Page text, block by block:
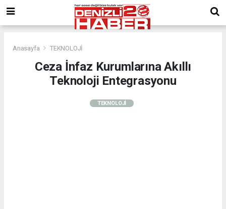
Anasayfa TEKNOLOJİ
Ceza İnfaz Kurumlarına Akıllı
Teknoloji Entegrasyonu
TEKNOLOJİ